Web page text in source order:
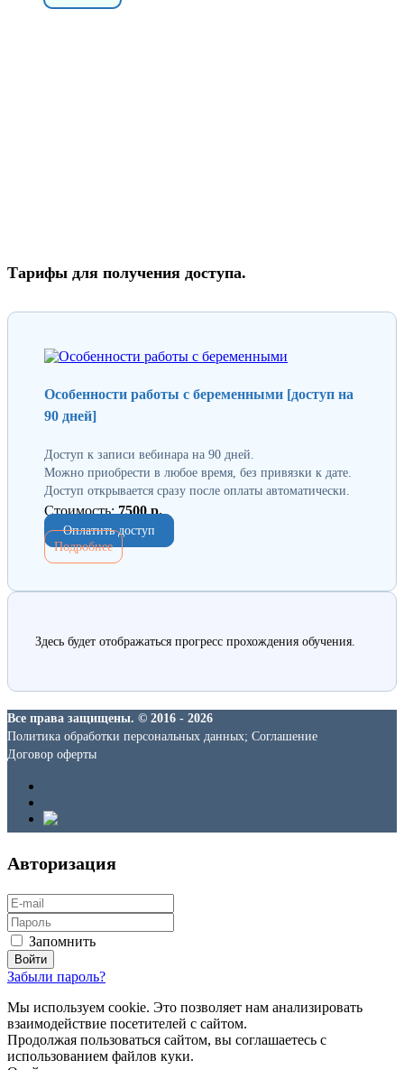
Тарифы для получения доступа.
Особенности работы с беременными [доступ на
90 дней]
Доступ к записи вебинара на 90 дней.
Можно приобрести в любое время, без привязки к дате.
Доступ открывается сразу после оплаты автоматически.
Стоимость: 7500 р.
Оплатить доступ
Подробнее
Здесь будет отображаться прогресс прохождения обучения.
Все права защищены. © 2016 - 2026
Политика обработки персональных данных; Соглашение
Договор оферты
Авторизация
Запомнить
Забыли пароль?
Мы используем cookie. Это позволяет нам анализировать
взаимодействие посетителей с сайтом.
Продолжая пользоваться сайтом, вы соглашаетесь с
использованием файлов куки.